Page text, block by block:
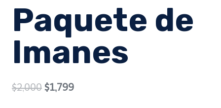
Paquete de
Imanes
$2,000 Original
$1,799Current